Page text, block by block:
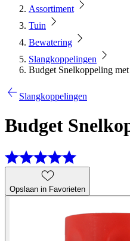
Assortiment
Tuin
Bewatering
Slangkoppelingen
Budget Snelkoppeling
Slangkoppelingen
Budget
Opslaan in Favorieten